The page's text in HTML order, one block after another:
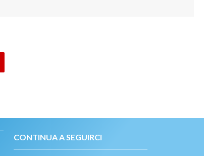
CONTINUA A SEGUIRCI